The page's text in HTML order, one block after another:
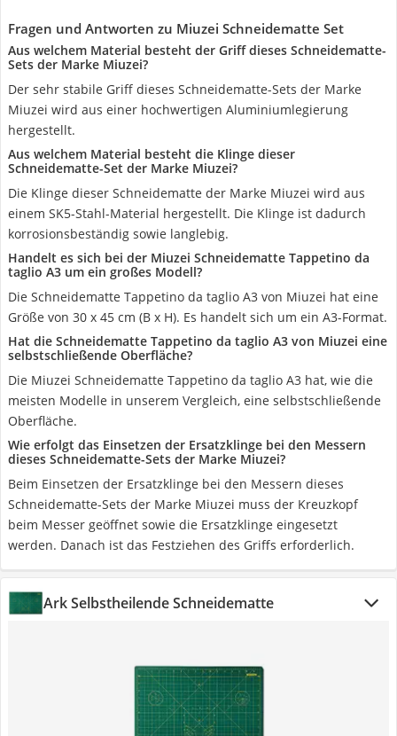
Fragen und Antworten zu Miuzei Schneidematte Set
Aus welchem Material besteht der Griff dieses Schneidematte-
Sets der Marke Miuzei?
Der sehr stabile Griff dieses Schneidematte-Sets der Marke
Miuzei wird aus einer hochwertigen Aluminiumlegierung
hergestellt.
Aus welchem Material besteht die Klinge dieser
Schneidematte-Set der Marke Miuzei?
Die Klinge dieser Schneidematte der Marke Miuzei wird aus
einem SK5-Stahl-Material hergestellt. Die Klinge ist dadurch
korrosionsbeständig sowie langlebig.
Handelt es sich bei der Miuzei Schneidematte Tappetino da
taglio A3 um ein großes Modell?
Die Schneidematte Tappetino da taglio A3 von Miuzei hat eine
Größe von 30 x 45 cm (B x H). Es handelt sich um ein A3-Format.
Hat die Schneidematte Tappetino da taglio A3 von Miuzei eine
selbstschließende Oberfläche?
Die Miuzei Schneidematte Tappetino da taglio A3 hat, wie die
meisten Modelle in unserem Vergleich, eine selbstschließende
Oberfläche.
Wie erfolgt das Einsetzen der Ersatzklinge bei den Messern
dieses Schneidematte-Sets der Marke Miuzei?
Beim Einsetzen der Ersatzklinge bei den Messern dieses
Schneidematte-Sets der Marke Miuzei muss der Kreuzkopf
beim Messer geöffnet sowie die Ersatzklinge eingesetzt
werden. Danach ist das Festziehen des Griffs erforderlich.
Ark Selbstheilende Schneidematte